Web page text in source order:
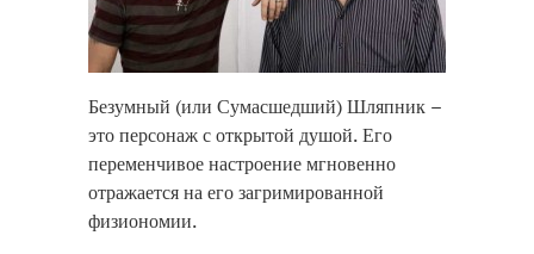
Безумный (или Сумасшедший) Шляпник –
это персонаж с открытой душой. Его
переменчивое настроение мгновенно
отражается на его загримированной
физиономии.